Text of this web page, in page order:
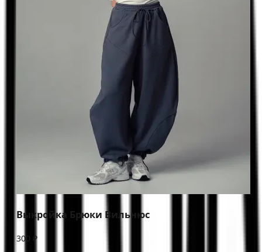
Выкройка Брюки Вильнюс
300 ₽